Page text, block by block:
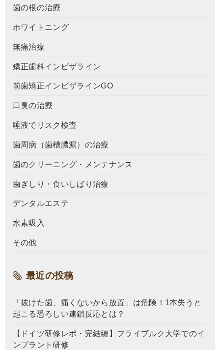
歯の根の治療
ホワイトニング
無痛治療
矯正歯科インビザライン
前歯矯正インビザラインGO
口臭の治療
唾液でリスク検査
歯周病（歯槽膿漏）の治療
歯のクリーニング・メンテナンス
歯ぎしり・食いしばり治療
デンタルエステ
水素吸入
その他
最近の投稿
「抜けた歯、痛くないから放置」は危険！1本失うと
起こる恐ろしい連鎖反応とは？
【ドイツ研修レポ・完結編】フライブルク大学でのイ
ンプラント研修